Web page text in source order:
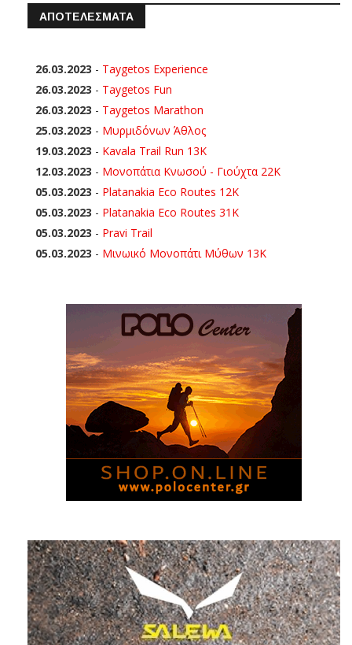
ΑΠΟΤΕΛΕΣΜΑΤΑ
26.03.2023 - Taygetos Experience
26.03.2023 - Taygetos Fun
26.03.2023 - Taygetos Marathon
25.03.2023 - Μυρμιδόνων Άθλος
19.03.2023 - Kavala Trail Run 13K
12.03.2023 - Μονοπάτια Κνωσού - Γιούχτα 22Κ
05.03.2023 - Platanakia Eco Routes 12K
05.03.2023 - Platanakia Eco Routes 31K
05.03.2023 - Pravi Trail
05.03.2023 - Μινωικό Μονοπάτι Μύθων 13Κ